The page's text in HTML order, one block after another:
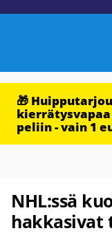
🎁
peliin - vain 1
NHL:ssä
hakkasivat